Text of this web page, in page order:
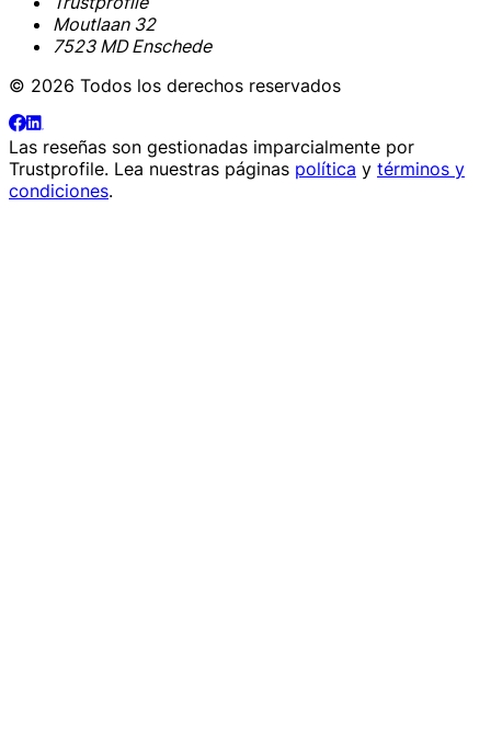
Moutlaan 32
7523 MD Enschede
© 2026 Todos los derechos reservados
Las reseñas son gestionadas imparcialmente por
Trustprofile. Lea nuestras páginas política y términos y
condiciones.